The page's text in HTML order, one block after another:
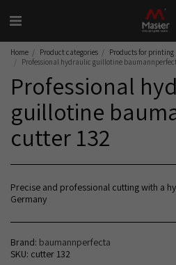
Home Product categories Products for printing
Professional hydraulic guillotine
Professional
guillotine
cutter 132
Precise and professional cutting with a
Germany
Brand: baumannperfecta
SKU: cutter 132